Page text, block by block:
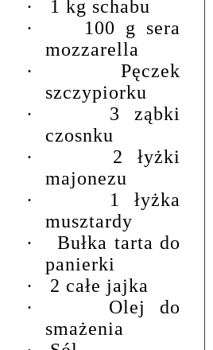
·
1 kg schabu
·
100 g sera
mozzarella
·
Pęczek
szczypiorku
·
3 ząbki
czosnku
·
2 łyżki
majonezu
·
1 łyżka
musztardy
·
Bułka tarta do
panierki
·
2 całe jajka
·
Olej do
smażenia